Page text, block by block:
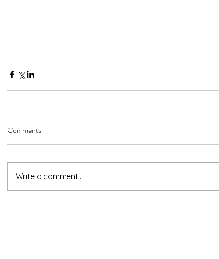
Comments
Write a comment...